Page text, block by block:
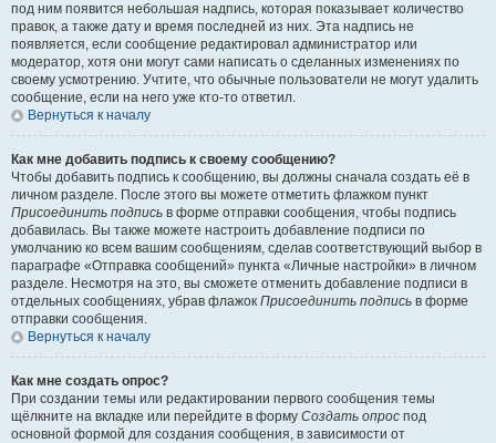
под ним появится небольшая надпись, которая показывает количество
правок, а также дату и время последней из них. Эта надпись не
появляется, если сообщение редактировал администратор или
модератор, хотя они могут сами написать о сделанных изменениях по
своему усмотрению. Учтите, что обычные пользователи не могут удалить
сообщение, если на него уже кто-то ответил.
Вернуться к началу
Как мне добавить подпись к своему сообщению?
Чтобы добавить подпись к сообщению, вы должны сначала создать её в
личном разделе. После этого вы можете отметить флажком пункт
Присоединить подпись в форме отправки сообщения, чтобы подпись
добавилась. Вы также можете настроить добавление подписи по
умолчанию ко всем вашим сообщениям, сделав соответствующий выбор в
параграфе «Отправка сообщений» пункта «Личные настройки» в личном
разделе. Несмотря на это, вы сможете отменить добавление подписи в
отдельных сообщениях, убрав флажок Присоединить подпись в форме
отправки сообщения.
Вернуться к началу
Как мне создать опрос?
При создании темы или редактировании первого сообщения темы
щёлкните на вкладке или перейдите в форму Создать опрос под
основной формой для создания сообщения, в зависимости от